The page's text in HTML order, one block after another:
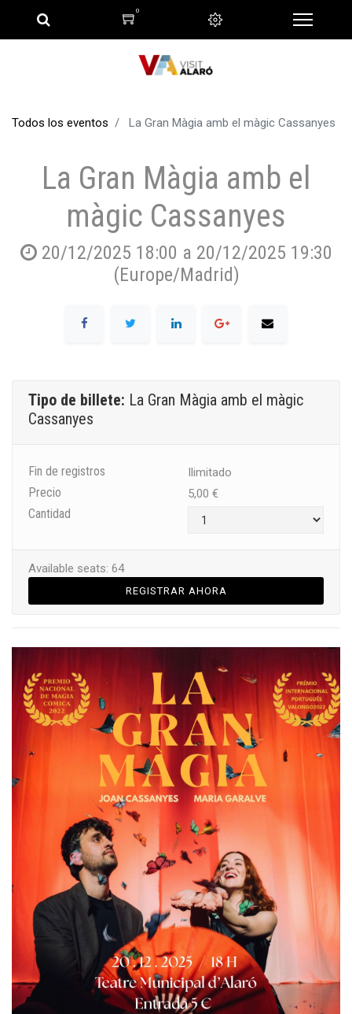
0
Todos los eventos La Gran Màgia amb el màgic Cassanyes
La Gran Màgia amb el
màgic Cassanyes
20/12/2025 18:00 a 20/12/2025 19:30
(Europe/Madrid)
Tipo de billete: La Gran Màgia amb el màgic
Cassanyes
Fin de registros Ilimitado
Precio 5,00 €
Cantidad
Available seats: 64
REGISTRAR AHORA